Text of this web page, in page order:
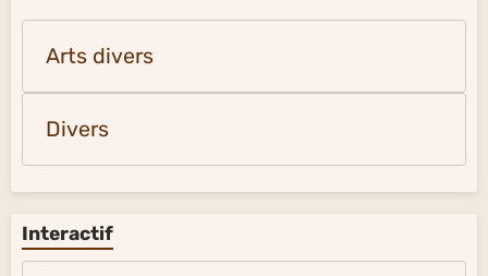
Arts divers
Divers
Interactif